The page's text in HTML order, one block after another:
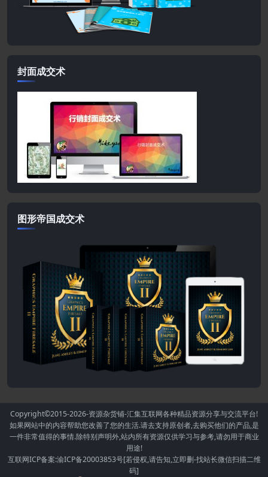
封面成交术
图形帝国成交术
Copyright©2015-2026-资源杂货铺-汇集互联网各种精品资源分享与交流平台!
如果网站中的内容帮助您改善了您的生活.请去支持原创者,去购买他们的产品,是
一件非常值得的事情.除特别声明外,站内所有资源仅供学习与参考,请勿用于商业
用途!
互联网ICP备案:渝ICP备20003853号[若侵权,请告知,立即删-找站长微信扫描二维
码]